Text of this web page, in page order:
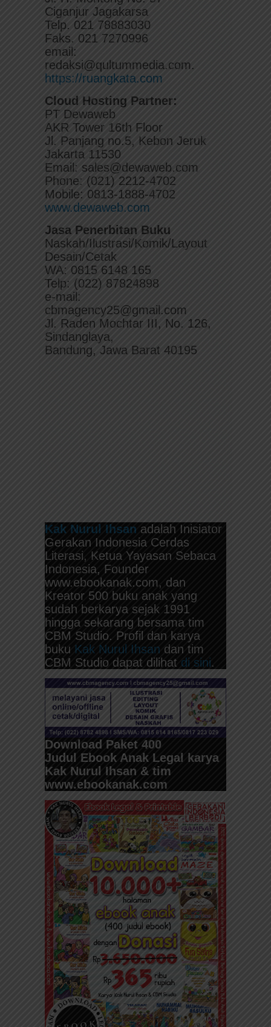
Ciganjur Jagakarsa
Telp. 021 78883030
Faks. 021 7270996
email:
redaksi@qultummedia.com.
https://ruangkata.com
Cloud Hosting Partner:
PT Dewaweb
AKR Tower 16th Floor
Jl. Panjang no.5, Kebon Jeruk
Jakarta 11530
Email: sales@dewaweb.com
Phone: (021) 2212-4702
Mobile: 0813-1888-4702
www.dewaweb.com
Jasa Penerbitan Buku
Naskah/Ilustrasi/Komik/Layout
Desain/Cetak
WA: 0815 6148 165
Telp: (022) 87824898
e-mail:
cbmagency25@gmail.com
Jl. Raden Mochtar III, No. 126,
Sindanglaya,
Bandung, Jawa Barat 40195
Kak Nurul Ihsan adalah Inisiator
Gerakan Indonesia Cerdas
Literasi, Ketua Yayasan Sebaca
Indonesia, Founder
www.ebookanak.com, dan
Kreator 500 buku anak yang
sudah berkarya sejak 1991
hingga sekarang bersama tim
CBM Studio. Profil dan karya
buku Kak Nurul Ihsan dan tim
CBM Studio dapat dilihat di sini.
Download Paket 400
Judul
Ebook Anak Legal karya
Kak Nurul Ihsan & tim
www.ebookanak.com